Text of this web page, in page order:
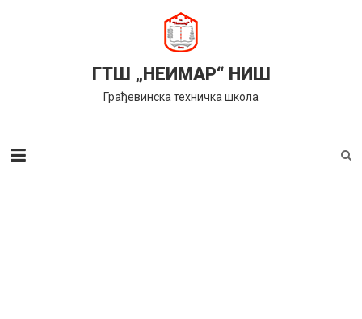
ГТШ „НЕИМАР“ НИШ
Грађевинска техничка школа